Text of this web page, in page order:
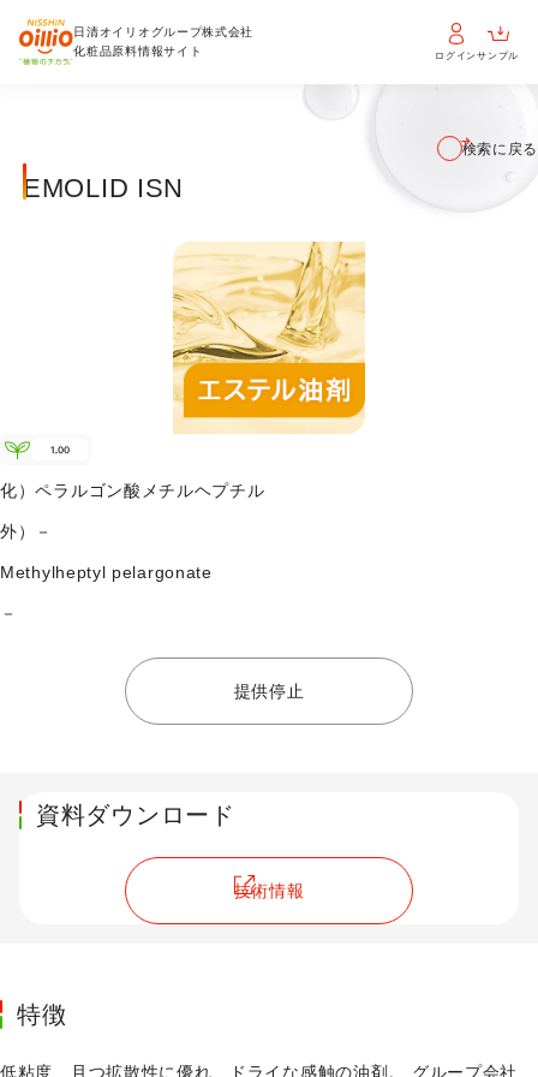
日清オイリオグループ株式会社
化粧品原料情報サイト
ログインサンプル
EMOLID ISN
検索に戻る
化）ペラルゴン酸メチルヘプチル
外） －
Methylheptyl pelargonate
－
提供停止
資料ダウンロード
技術情報
特徴
低粘度、且つ拡散性に優れ、ドライな感触の油剤。 グループ会社